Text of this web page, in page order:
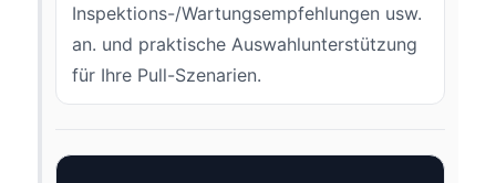
Inspektions-/Wartungsempfehlungen usw.
an. und praktische Auswahlunterstützung
für Ihre Pull-Szenarien.